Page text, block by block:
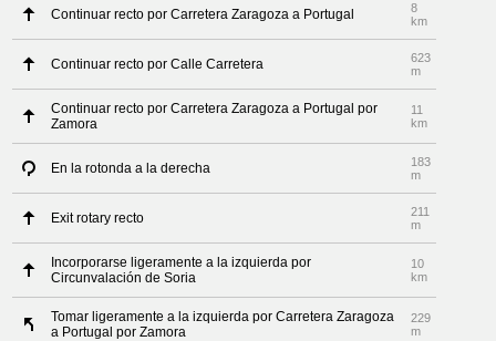
Continuar recto por Carretera Zaragoza a Portugal
8
km
Continuar recto por Calle Carretera
623
m
Continuar recto por Carretera Zaragoza a Portugal por
Zamora
11
km
En la rotonda a la derecha
183
m
Exit rotary recto
211
m
Incorporarse ligeramente a la izquierda por
Circunvalación de Soria
10
km
Tomar ligeramente a la izquierda por Carretera Zaragoza
a Portugal por Zamora
229
m